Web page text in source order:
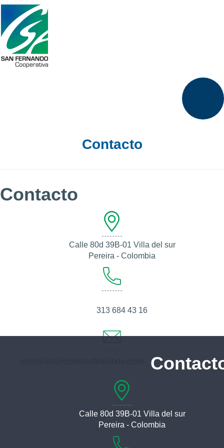
Contacto
Contacto
Calle 80d 39B-01 Villa del sur
Pereira - Colombia
313 684 43 16
Calle 80d 39B-01 Villa del sur
Pereira - Colombia